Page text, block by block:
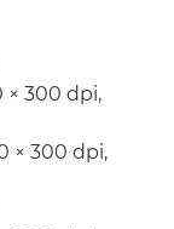
× 300 dpi,
× 300 dpi,